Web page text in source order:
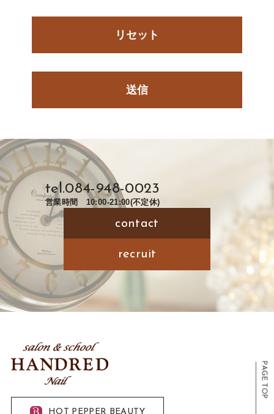
通じてユーザーからご提供いただく情報は以下のとおりで
報
・メールアドレス、電話番号、住所等連絡先に関する情報
・クレジットカード情報、銀行口座情報、電子マネー情報
が入力または送信する情報
(2) ユーザーが本サービスの利用において、他のサービスと
連携を許可することにより、当該他のサービスからご提供
いただく情報
ユーザーが、本サービスを利用するにあたり、ソーシャル
ネットワーキングサービス等の他のサービスとの連携を許
可した場合には、その許可の際にご同意いただいた内容に
基づき、以下の情報を当該外部サービスから収集します。
・当該外部サービスでユーザーが利用するID
・その他当該外部サービスのプライバシー設定によりユー
ザーが連携先に開示を認めた情報
(3) ユーザーが本サービスを利用するにあたって、当社が収
集する情報
当社は、本サービスへのアクセス状況やそのご利用方法に
関する情報を収集することがあります。これには以下の情
報が含まれます。
・リファラ
・Cookie、ADID、IDFAその他の識別子
(4) ユーザーが本サービスを利用するにあたって、当社がユ
ーザーの個別同意に基づいて収集する情報
送信
tel.084-948-0023
営業時間 10:00-21:00(不定休)
contact
recruit
HOT PEPPER BEAUTY